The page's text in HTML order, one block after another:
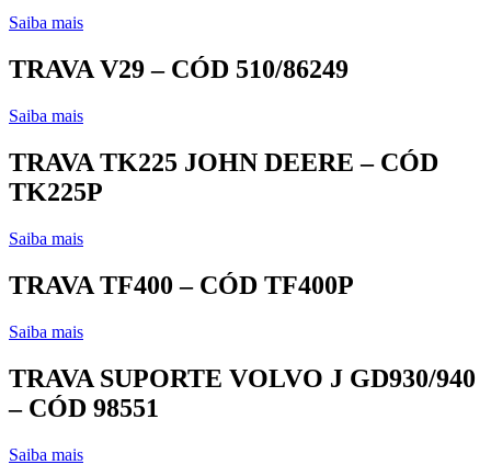
Saiba mais
TRAVA V29 – CÓD 510/86249
Saiba mais
TRAVA TK225 JOHN DEERE – CÓD
TK225P
Saiba mais
TRAVA TF400 – CÓD TF400P
Saiba mais
TRAVA SUPORTE VOLVO J GD930/940
– CÓD 98551
Saiba mais